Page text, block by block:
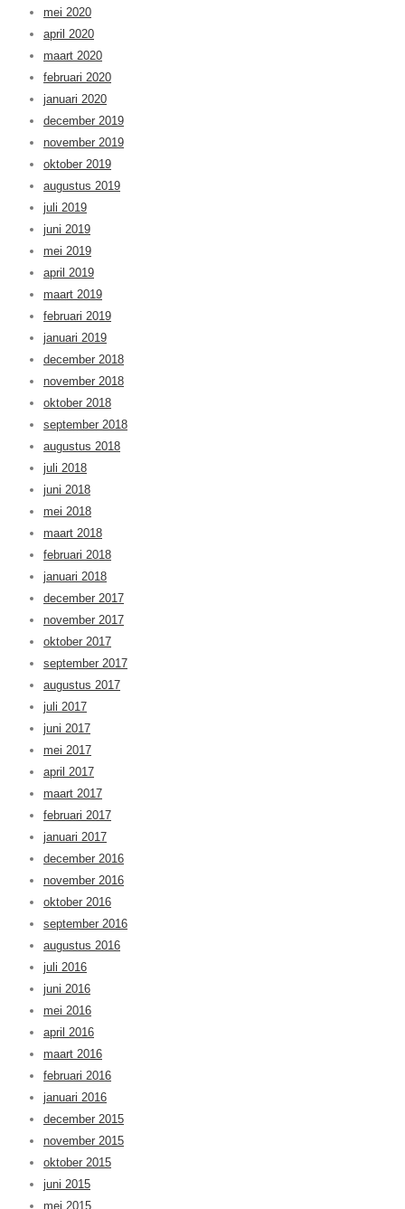
mei 2020
april 2020
maart 2020
februari 2020
januari 2020
december 2019
november 2019
oktober 2019
augustus 2019
juli 2019
juni 2019
mei 2019
april 2019
maart 2019
februari 2019
januari 2019
december 2018
november 2018
oktober 2018
september 2018
augustus 2018
juli 2018
juni 2018
mei 2018
maart 2018
februari 2018
januari 2018
december 2017
november 2017
oktober 2017
september 2017
augustus 2017
juli 2017
juni 2017
mei 2017
april 2017
maart 2017
februari 2017
januari 2017
december 2016
november 2016
oktober 2016
september 2016
augustus 2016
juli 2016
juni 2016
mei 2016
april 2016
maart 2016
februari 2016
januari 2016
december 2015
november 2015
oktober 2015
juni 2015
mei 2015